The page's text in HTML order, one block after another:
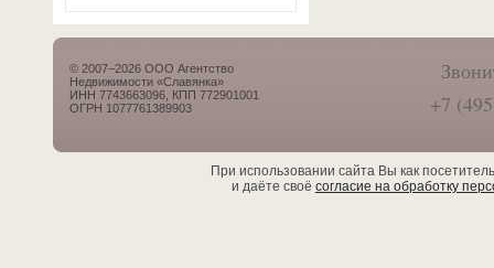
© 2007–2026 ООО Агентство
Недвижимости «Славянка»
ИНН 7743663096, КПП 772901001
ОГРН 1077761389903
+7
При использовании сайта Вы как
и даёте своё согласие на обработку